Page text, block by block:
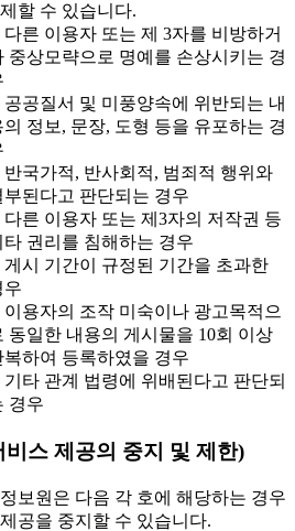
할 수 있습니다.
다른 이용자 또는 제 3자를 비방하거
중상모략으로 명예를 손상시키는 경
공공질서 및 미풍양속에 위반되는 내
의 정보, 문장, 도형 등을 유포하는 경
반국가적, 반사회적, 범죄적 행위와
부된다고 판단되는 경우
다른 이용자 또는 제3자의 저작권 등
타 권리를 침해하는 경우
게시 기간이 규정된 기간을 초과한
우
이용자의 조작 미숙이나 광고목적으
동일한 내용의 게시물을 10회 이상
복하여 등록하였을 경우
기타 관계 법령에 위배된다고 판단되
경우
비스 제공의 중지 및 제한)
보원은 다음 각 호에 해당하는 경우
공을 중지할 수 있습니다.